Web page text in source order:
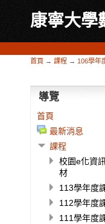
康寧大學
首頁 → 課程 → 106學年
導覽
首頁
最新消息
課程
校園e化資
材
113學年度
112學年度
111學年度